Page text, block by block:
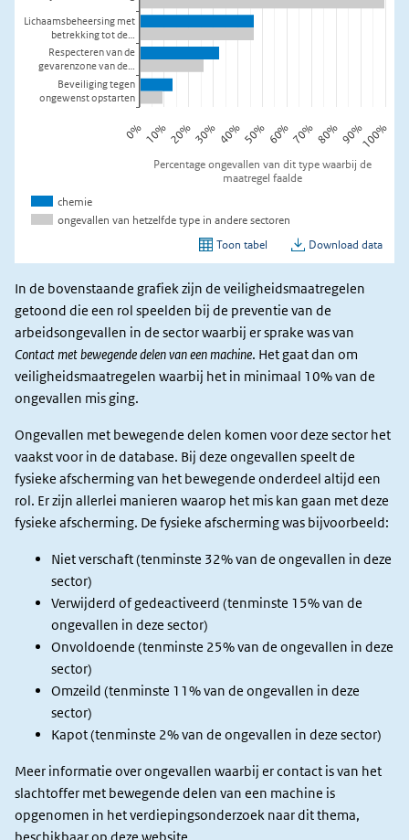
In de bovenstaande grafiek zijn de veiligheidsmaatregelen
getoond die een rol speelden bij de preventie van de
arbeidsongevallen in de sector waarbij er sprake was van
Contact met bewegende delen van een machine. Het gaat dan om
veiligheidsmaatregelen waarbij het in minimaal 10% van de
ongevallen mis ging.
Ongevallen met bewegende delen komen voor deze sector het
vaakst voor in de database. Bij deze ongevallen speelt de
fysieke afscherming van het bewegende onderdeel altijd een
rol. Er zijn allerlei manieren waarop het mis kan gaan met deze
fysieke afscherming. De fysieke afscherming was bijvoorbeeld:
Niet verschaft (tenminste 32% van de ongevallen in deze
sector)
Verwijderd of gedeactiveerd (tenminste 15% van de
ongevallen in deze sector)
Onvoldoende (tenminste 25% van de ongevallen in deze
sector)
Omzeild (tenminste 11% van de ongevallen in deze
sector)
Kapot (tenminste 2% van de ongevallen in deze sector)
Meer informatie over ongevallen waarbij er contact is van het
slachtoffer met bewegende delen van een machine is
opgenomen in het verdiepingsonderzoek naar dit thema,